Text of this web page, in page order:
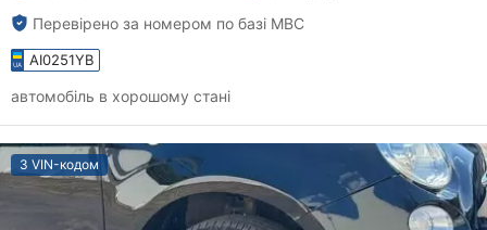
Перевірено за номером по базі МВС
AI0251YB
автомобіль в хорошому стані
З VIN-кодом